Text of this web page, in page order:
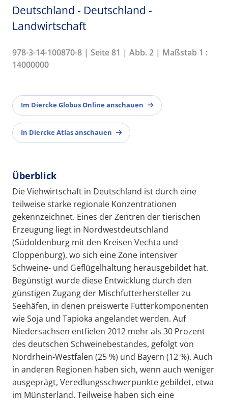
Deutschland - Deutschland -
Landwirtschaft
978-3-14-100870-8 | Seite 81 | Abb. 2 | Maßstab 1 :
14000000
Im Diercke Globus Online anschauen
In Diercke Atlas anschauen
Überblick
Die Viehwirtschaft in Deutschland ist durch eine
teilweise starke regionale Konzentrationen
gekennzeichnet. Eines der Zentren der tierischen
Erzeugung liegt in Nordwestdeutschland
(Südoldenburg mit den Kreisen Vechta und
Cloppenburg), wo sich eine Zone intensiver
Schweine- und Geflügelhaltung herausgebildet hat.
Begünstigt wurde diese Entwicklung durch den
günstigen Zugang der Mischfutterhersteller zu
Seehäfen, in denen preiswerte Futterkomponenten
wie Soja und Tapioka angelandet werden. Auf
Niedersachsen entfielen 2012 mehr als 30 Prozent
des deutschen Schweinebestandes, gefolgt von
Nordrhein-Westfalen (25 %) und Bayern (12 %). Auch
in anderen Regionen haben sich, wenn auch weniger
ausgeprägt, Veredlungsschwerpunkte gebildet, etwa
im Münsterland. Teilweise haben sich eine